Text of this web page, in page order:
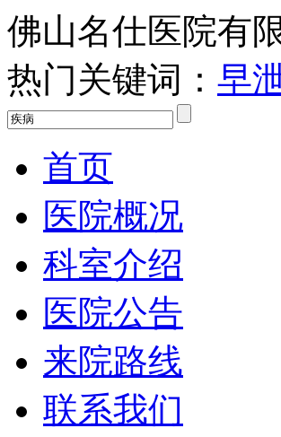
佛山名仕医院有
热门关键词： 早
首页
医院概况
科室介绍
医院公告
来院路线
联系我们